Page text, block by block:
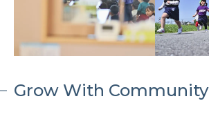
Grow With Community